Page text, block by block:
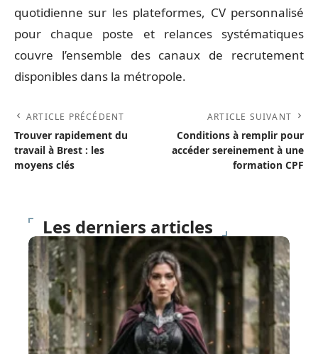
quotidienne sur les plateformes, CV personnalisé
pour chaque poste et relances systématiques
couvre l’ensemble des canaux de recrutement
disponibles dans la métropole.
ARTICLE PRÉCÉDENT
Trouver rapidement du
travail à Brest : les
moyens clés
ARTICLE SUIVANT
Conditions à remplir pour
accéder sereinement à une
formation CPF
Les derniers articles